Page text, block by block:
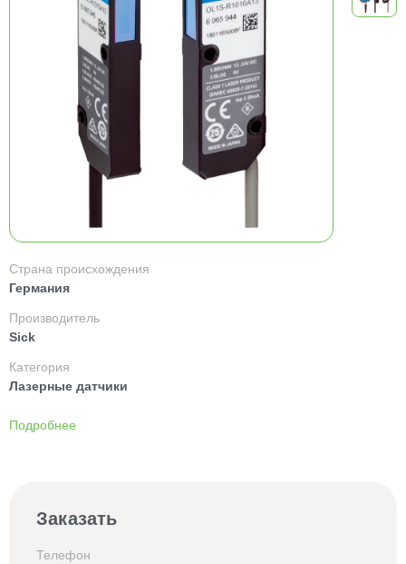
Страна происхождения
Германия
Производитель
Sick
Категория
Лазерные датчики
Подробнее
Заказать
Телефон